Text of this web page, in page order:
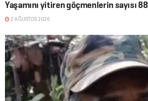
Yaşamını yitiren göçmenlerin sayısı
2 AĞUSTOS 2026